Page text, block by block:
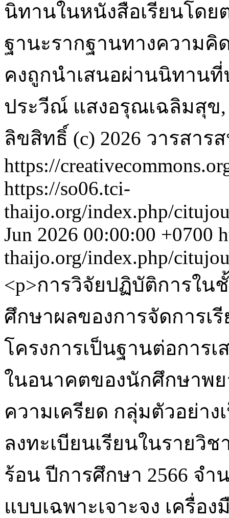
นิทานในหนังสือเรียนโด
ฐานะรากฐานทางความคิ
คงถูกนำเสนอผ่านนิทานที่
ประวีณ์ แสงอรุณเฉลิมสุข
ลิขสิทธิ์ (c) 2026 วารสาร
https://
https://so06.tci-
thaijo.org/index.php/
Jun 2026 00:00:00 +0700
thaijo.org/index.php/
<p>การวิจัยปฏิบัติการใน
ศึกษาผลของการจัดการเ
โครงการเป็นฐานต่อการ
ในอนาคตของนักศึกษาพ
ความเครียด กลุ่มตัวอย่า
ลงทะเบียนเรียนในรายวิ
ร้อน ปีการศึกษา 2566 จ
แบบเฉพาะเจาะจง เครื่อ